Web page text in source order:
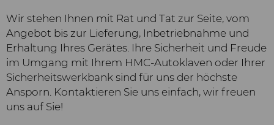
Wir stehen Ihnen mit Rat und Tat zur Seite, vom
Angebot bis zur Lieferung, Inbetriebnahme und
Erhaltung Ihres Gerätes. Ihre Sicherheit und Freude
im Umgang mit Ihrem HMC-Autoklaven oder Ihrer
Sicherheitswerkbank sind für uns der höchste
Ansporn. Kontaktieren Sie uns einfach, wir freuen
uns auf Sie!